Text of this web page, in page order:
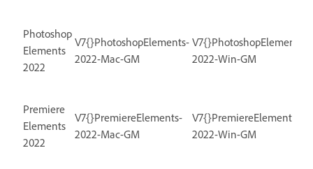
Photoshop
Elements
2022
V7{}PhotoshopElements-
2022-Mac-GM
V7{}PhotoshopElements-
2022-Win-GM
Premiere
Elements
2022
V7{}PremiereElements-
2022-Mac-GM
V7{}PremiereElements-
2022-Win-GM